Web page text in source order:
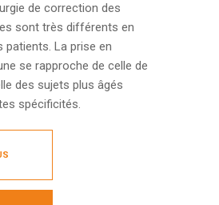
de correction des
sont très différents en
patients. La prise en
se rapproche de celle de
des sujets plus âgés
spécificités.